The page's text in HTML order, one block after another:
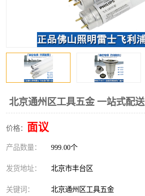
北京通州区工具五金 一站式配送
价格： 面议
产品数量： 999.00个
发货地址： 北京市丰台区
关键词： 北京通州区工具五金